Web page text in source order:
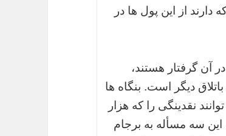
از این پول ها در
آن گرفتار هستند،
دیگر است. بنگاه ها
نقدینگی را که هزار
این سه مسأله به برجام